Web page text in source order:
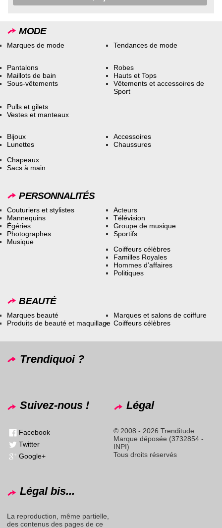
MODE
Marques de mode Tendances de mode
Pantalons
Maillots de bain
Sous-vêtements
Robes
Hauts et Tops
Vêtements et accessoires de
Sport
Pulls et gilets
Vestes et manteaux
Bijoux
Lunettes
Accessoires
Chaussures
Chapeaux
Sacs à main
PERSONNALITÉS
Couturiers et stylistes
Mannequins
Égéries
Photographes
Musique
Acteurs
Télévision
Groupe de musique
Sportifs
Coiffeurs célèbres
Familles Royales
Hommes d’affaires
Politiques
BEAUTÉ
Marques beauté
Produits de beauté et maquillage
Marques et salons de coiffure
Coiffeurs célèbres
Trendiquoi ?
Suivez-nous !
Facebook
Twitter
Google+
Légal
© 2008 - 2026 Trenditude
Marque déposée (3732854 -
INPI)
Tous droits réservés
Légal bis...
La reproduction, même partielle,
des contenus des pages de ce